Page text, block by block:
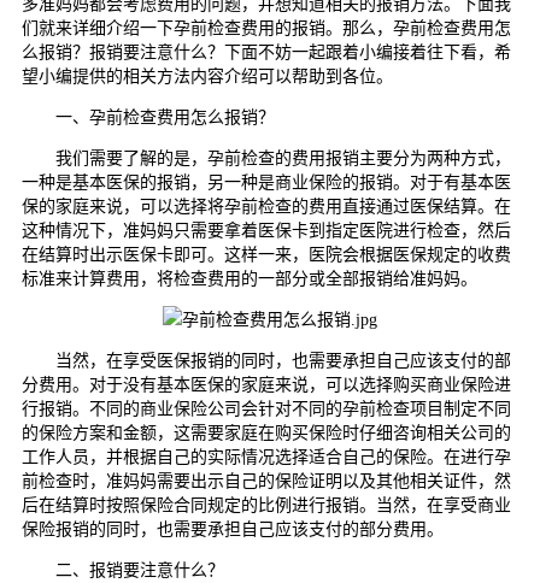
多准妈妈都会考虑费用的问题，并想知道相关的报销方法。下面我
们就来详细介绍一下孕前检查费用的报销。那么，孕前检查费用怎
么报销？报销要注意什么？下面不妨一起跟着小编接着往下看，希
望小编提供的相关方法内容介绍可以帮助到各位。
一、孕前检查费用怎么报销？
我们需要了解的是，孕前检查的费用报销主要分为两种方式，
一种是基本医保的报销，另一种是商业保险的报销。对于有基本医
保的家庭来说，可以选择将孕前检查的费用直接通过医保结算。在
这种情况下，准妈妈只需要拿着医保卡到指定医院进行检查，然后
在结算时出示医保卡即可。这样一来，医院会根据医保规定的收费
标准来计算费用，将检查费用的一部分或全部报销给准妈妈。
当然，在享受医保报销的同时，也需要承担自己应该支付的部
分费用。对于没有基本医保的家庭来说，可以选择购买商业保险进
行报销。不同的商业保险公司会针对不同的孕前检查项目制定不同
的保险方案和金额，这需要家庭在购买保险时仔细咨询相关公司的
工作人员，并根据自己的实际情况选择适合自己的保险。在进行孕
前检查时，准妈妈需要出示自己的保险证明以及其他相关证件，然
后在结算时按照保险合同规定的比例进行报销。当然，在享受商业
保险报销的同时，也需要承担自己应该支付的部分费用。
二、报销要注意什么？